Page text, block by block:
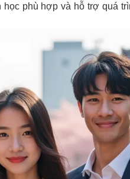
phù hợp và hỗ trợ quá